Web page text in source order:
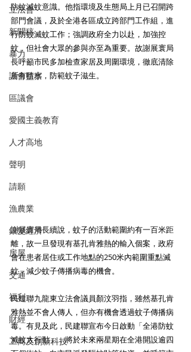
立法會
新聞稿
暴力
議會監察
區議會
愛國主義教育
人才高地
聲明
請願
漁農業
銀髮經濟
房屋
交通
福利
財經
工商及創新科技
防蚊滅蚊意識。他指環境及生態局上月已召開跨
部門會議，及於全港各區成立跨部門工作組，進
行防蚊滅蚊工作；強調政府全力以赴，加強控
蚊，但社會大眾的參與亦至為重要。故謝展寰局
長呼籲市民多加檢查家居及周圍環境，徹底清除
所有積水，防範蚊子滋生。
謝展寰局長續說，蚊子的活動範圍約有一百米距
離，故一旦發現有基孔肯雅熱的輸入個案，政府
會在患者居住或工作地點的250米內範圍重點滅
蚊，減少蚊子傳播病毒的機會。
民建聯九龍東立法會議員顏汶羽指，雖然基孔肯
雅熱並不會人傳人，但亦有機會透過蚊子傳播病
毒。有見及此，民建聯宣布今日啟動「全港防蚊
滅蚊大行動」，將於未來兩星期在全港開設逾四